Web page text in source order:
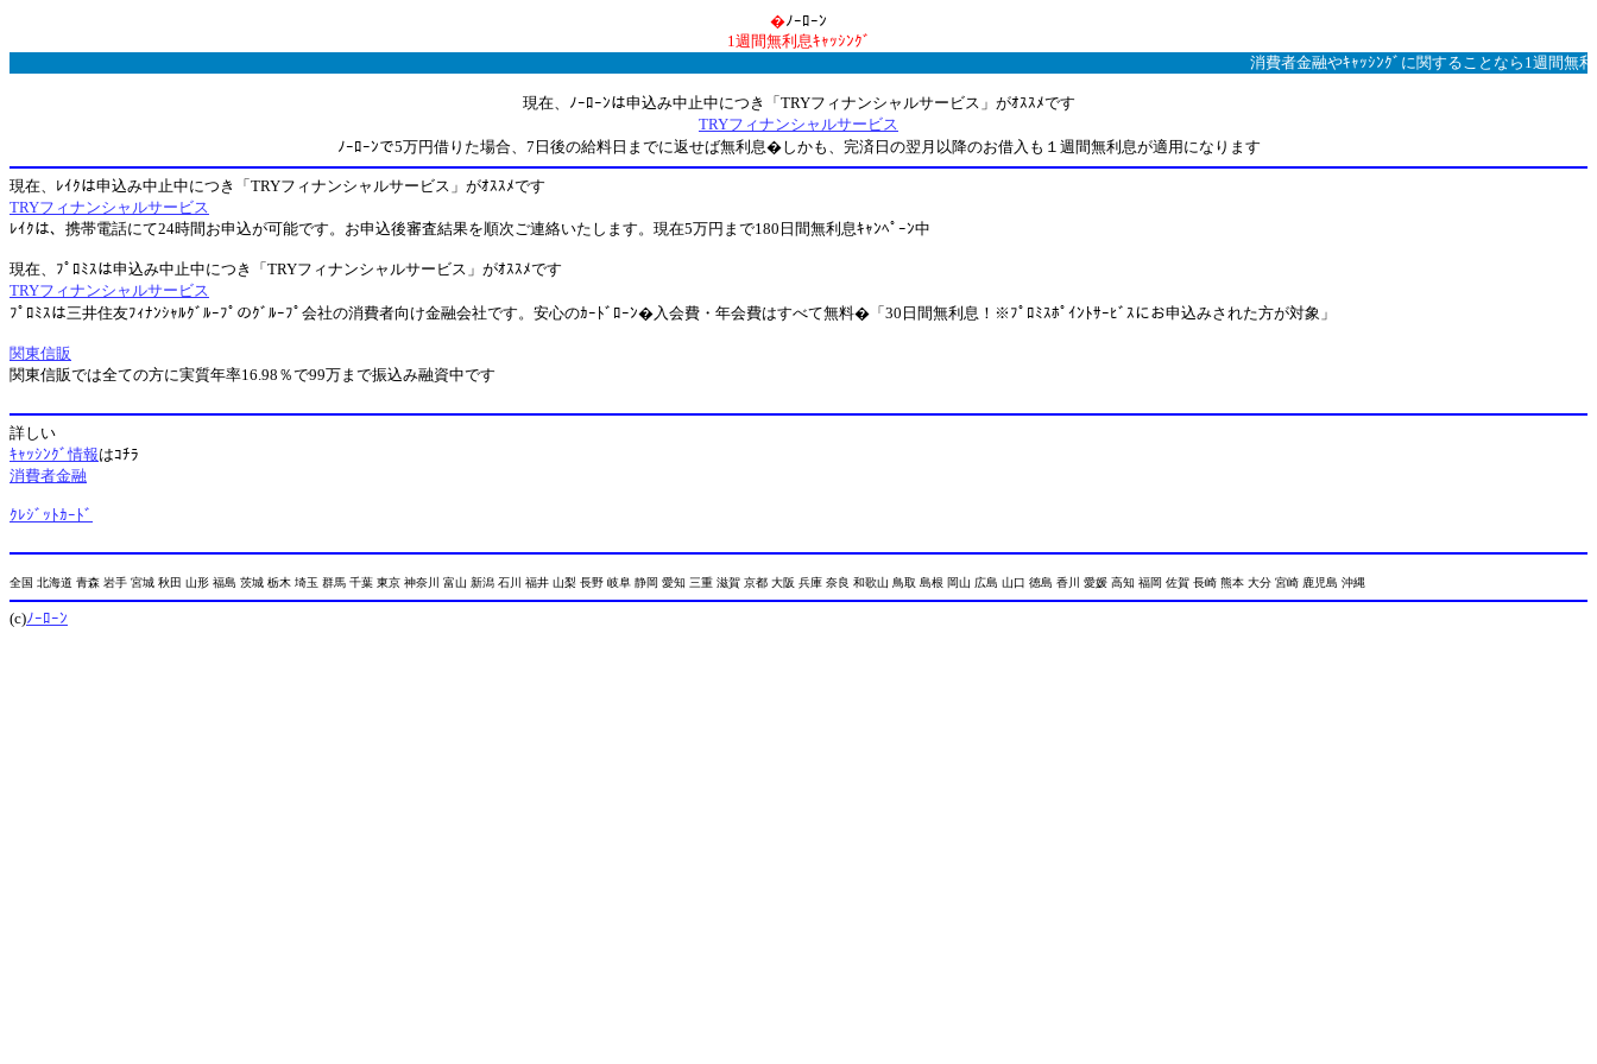
�ﾉｰﾛｰﾝ
1週間無利息ｷｬｯｼﾝｸﾞ
消費者金融やｷｬｯｼﾝｸﾞに関することなら1週間無
現在、ﾉｰﾛｰﾝは申込み中止中につき「TRYフィナンシャルサービス」がｵｽｽﾒです
TRYフィナンシャルサービス
ﾉｰﾛｰﾝで5万円借りた場合、7日後の給料日までに返せば無利息�しかも、完済日の翌月以降のお借入も１週間無利息が適用になります
現在、ﾚｲｸは申込み中止中につき「TRYフィナンシャルサービス」がｵｽｽﾒです
TRYフィナンシャルサービス
ﾚｲｸは、携帯電話にて24時間お申込が可能です。お申込後審査結果を順次ご連絡いたします。現在5万円まで180日間無利息ｷｬﾝﾍﾟｰﾝ中
現在、ﾌﾟﾛﾐｽは申込み中止中につき「TRYフィナンシャルサービス」がｵｽｽﾒです
TRYフィナンシャルサービス
ﾌﾟﾛﾐｽは三井住友ﾌｨﾅﾝｼｬﾙｸﾞﾙｰﾌﾟのｸﾞﾙｰﾌﾟ会社の消費者向け金融会社です。安心のｶｰﾄﾞﾛｰﾝ�入会費・年会費はすべて無料�「30日間無利息！※ﾌﾟﾛﾐｽﾎﾟｲﾝﾄｻｰﾋﾞｽにお申込みされた方が対象」
関東信販
関東信販では全ての方に実質年率16.98％で99万まで振込み融資中です
詳しい
ｷｬｯｼﾝｸﾞ情報はｺﾁﾗ
消費者金融
ｸﾚｼﾞｯﾄｶｰﾄﾞ
全国 北海道 青森 岩手 宮城 秋田 山形 福島 茨城 栃木 埼玉 群馬 千葉 東京 神奈川 富山 新潟 石川 福井 山梨 長野 岐阜 静岡 愛知 三重 滋賀 京都 大阪 兵庫 奈良 和歌山 鳥取 島根 岡山 広島 山口 徳島 香川 愛媛 高知 福岡 佐賀 長崎 熊本 大分 宮崎 鹿児島 沖縄
(c)ﾉｰﾛｰﾝ